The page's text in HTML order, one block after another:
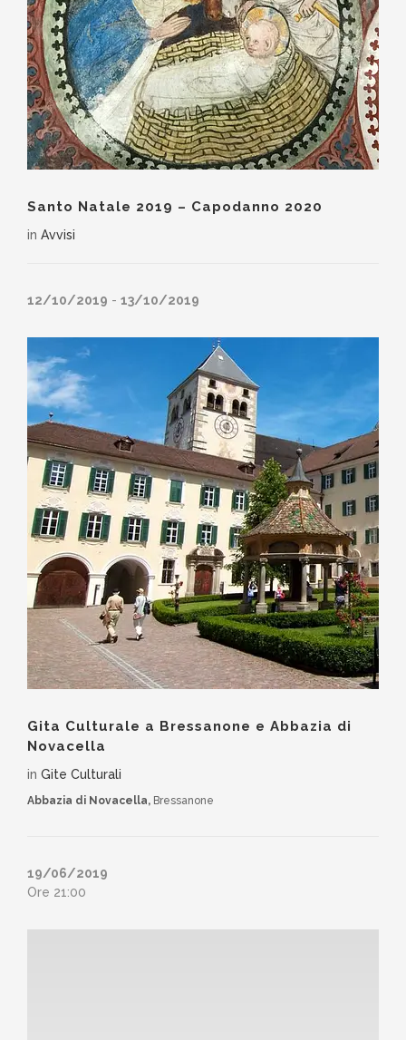
Santo Natale 2019 – Capodanno 2020
in Avvisi
12/10/2019 - 13/10/2019
Gita Culturale a Bressanone e Abbazia di
Novacella
in Gite Culturali
Abbazia di Novacella, Bressanone
19/06/2019
Ore 21:00